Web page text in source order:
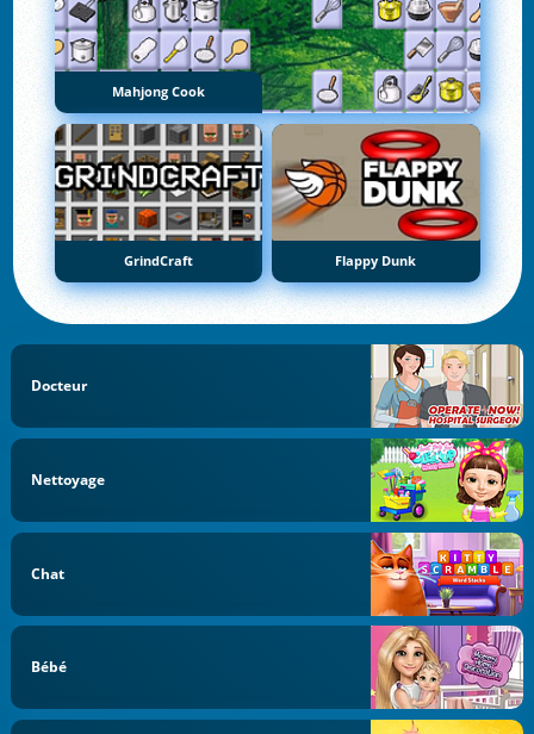
Mahjong Cook
GrindCraft Flappy Dunk
Docteur
Nettoyage
Chat
Bébé